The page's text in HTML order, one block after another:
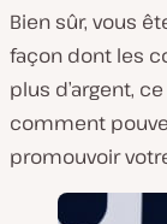
Bien sûr, vous
façon dont les
plus d’argent,
comment
promouvoir